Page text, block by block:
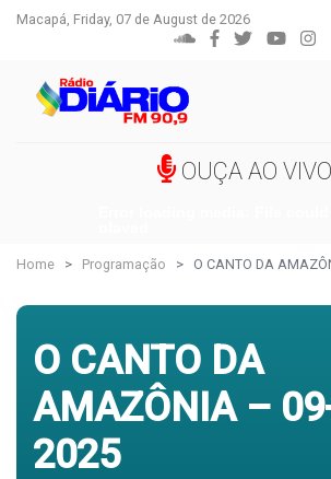
Macapá, Friday, 07 de August de 2026
OUÇA AO VIVO
Home Programação O CANTO DA
O CANTO DA
AMAZÔNIA –
2025